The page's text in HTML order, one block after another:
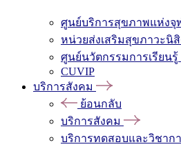
ศูนย์บริการสุขภาพแห่งจุ
หน่วยส่งเสริมสุขภาวะนิ
ศูนย์นวัตกรรมการเรียนรู้
CUVIP
บริการสังคม
ย้อนกลับ
บริการสังคม
บริการทดสอบและวิชาก